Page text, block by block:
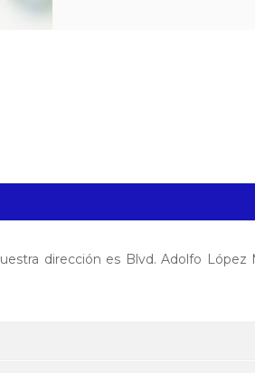
dirección es Blvd. Adolfo